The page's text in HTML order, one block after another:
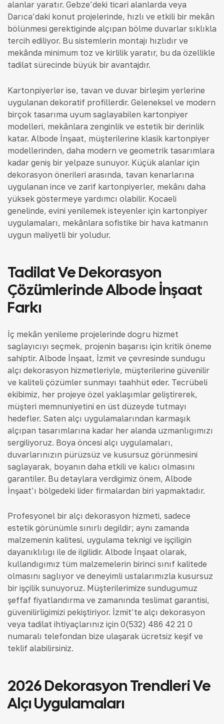
alanlar yaratır. Gebze’deki ticari alanlarda veya
Darıca’daki konut projelerinde, hızlı ve etkili bir mekân
bölünmesi gerektiğinde alçıpan bölme duvarlar sıklıkla
tercih ediliyor. Bu sistemlerin montajı hızlıdır ve
mekânda minimum toz ve kirlilik yaratır, bu da özellikle
tadilat sürecinde büyük bir avantajdır.
Kartonpiyerler ise, tavan ve duvar birleşim yerlerine
uygulanan dekoratif profillerdir. Geleneksel ve modern
birçok tasarıma uyum sağlayabilen kartonpiyer
modelleri, mekânlara zenginlik ve estetik bir derinlik
katar. Albode İnşaat, müşterilerine klasik kartonpiyer
modellerinden, daha modern ve geometrik tasarımlara
kadar geniş bir yelpaze sunuyor. Küçük alanlar için
dekorasyon önerileri arasında, tavan kenarlarına
uygulanan ince ve zarif kartonpiyerler, mekânı daha
yüksek göstermeye yardımcı olabilir. Kocaeli
genelinde, evini yenilemek isteyenler için kartonpiyer
uygulamaları, mekânlara sofistike bir hava katmanın
uygun maliyetli bir yoludur.
Tadilat Ve Dekorasyon
Çözümlerinde Albode İnşaat
Farkı
İç mekân yenileme projelerinde doğru hizmet
sağlayıcıyı seçmek, projenin başarısı için kritik öneme
sahiptir. Albode İnşaat, İzmit ve çevresinde sunduğu
alçı dekorasyon hizmetleriyle, müşterilerine güvenilir
ve kaliteli çözümler sunmayı taahhüt eder. Tecrübeli
ekibimiz, her projeye özel yaklaşımlar geliştirerek,
müşteri memnuniyetini en üst düzeyde tutmayı
hedefler. Saten alçı uygulamalarından karmaşık
alçıpan tasarımlarına kadar her alanda uzmanlığımızı
sergiliyoruz. Boya öncesi alçı uygulamaları,
duvarlarınızın pürüzsüz ve kusursuz görünmesini
sağlayarak, boyanın daha etkili ve kalıcı olmasını
garantiler. Bu detaylara verdiğimiz önem, Albode
İnşaat’ı bölgedeki lider firmalardan biri yapmaktadır.
Profesyonel bir alçı dekorasyon hizmeti, sadece
estetik görünümle sınırlı değildir; aynı zamanda
malzemenin kalitesi, uygulama tekniği ve işçiliğin
dayanıklılığı ile de ilgilidir. Albode İnşaat olarak,
kullandığımız tüm malzemelerin birinci sınıf kalitede
olmasını sağlıyor ve deneyimli ustalarımızla kusursuz
bir işçilik sunuyoruz. Müşterilerimize sunduğumuz
şeffaf fiyatlandırma ve zamanında teslimat garantisi,
güvenilirliğimizi pekiştiriyor. İzmit’te alçı dekorasyon
veya tadilat ihtiyaçlarınız için 0(532) 486 42 21 0
numaralı telefondan bize ulaşarak ücretsiz keşif ve
teklif alabilirsiniz.
2026 Dekorasyon Trendleri Ve
Alçı Uygulamaları